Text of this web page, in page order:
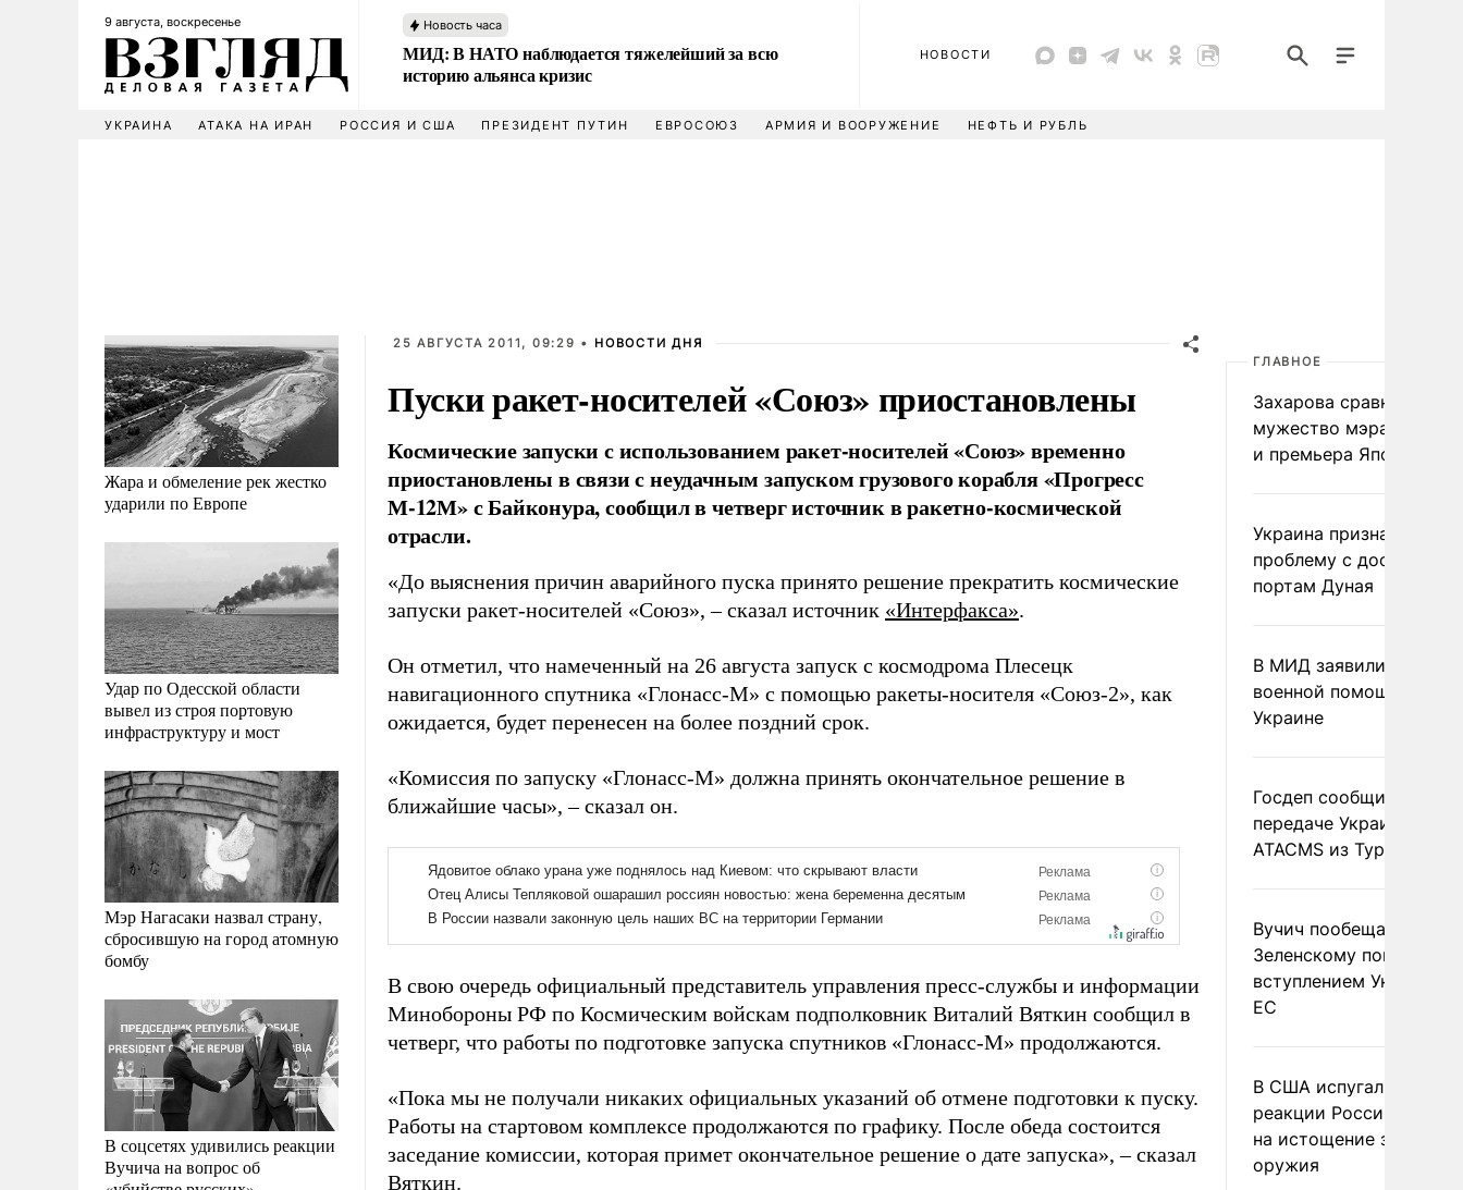
9 августа, воскресенье Новость часа
МИД: В НАТО наблюдается тяжелейший за всю
историю альянса кризис
НОВОСТИ
УКРАИНА АТАКА НА ИРАН РОССИЯ И США ПРЕЗИДЕНТ ПУТИН ЕВРОСОЮЗ АРМИЯ И ВООРУЖЕНИЕ НЕФТЬ И РУБЛЬ
Жара и обмеление рек жестко
ударили по Европе
Удар по Одесской области
вывел из строя портовую
инфраструктуру и мост
Мэр Нагасаки назвал страну,
сбросившую на город атомную
бомбу
В соцсетях удивились реакции
Вучича на вопрос об
25 АВГУСТА 2011, 09:29 • НОВОСТИ ДНЯ
Пуски ракет-носителей «Союз» приостановлены
Космические запуски с использованием ракет-носителей «Союз» временно
приостановлены в связи с неудачным запуском грузового корабля «Прогресс
М-12М» с Байконура, сообщил в четверг источник в ракетно-космической
отрасли.
«До выяснения причин аварийного пуска принято решение прекратить космические
запуски ракет-носителей «Союз», – сказал источник «Интерфакса».
Он отметил, что намеченный на 26 августа запуск с космодрома Плесецк
навигационного спутника «Глонасс-М» с помощью ракеты-носителя «Союз-2», как
ожидается, будет перенесен на более поздний срок.
«Комиссия по запуску «Глонасс-М» должна принять окончательное решение в
ближайшие часы», – сказал он.
В свою очередь официальный представитель управления пресс-службы и информации
Минобороны РФ по Космическим войскам подполковник Виталий Вяткин сообщил в
четверг, что работы по подготовке запуска спутников «Глонасс-М» продолжаются.
«Пока мы не получали никаких официальных указаний об отмене подготовки к пуску.
Работы на стартовом комплексе продолжаются по графику. После обеда состоится
заседание комиссии, которая примет окончательное решение о дате запуска», – сказал
Вяткин.
ГЛАВНОЕ
Захарова сравнила
мужество мэра
и премьера Японии
Украина признала
проблему с доступом к
портам Дуная
В МИД заявили о
военной помощи
Украине
Госдеп сообщил о
передаче Украине
ATACMS из Турции
Вучич пообещал
Зеленскому помочь со
вступлением Украины в
ЕС
В США испугались
реакции России и
на истощение запасов
оружия